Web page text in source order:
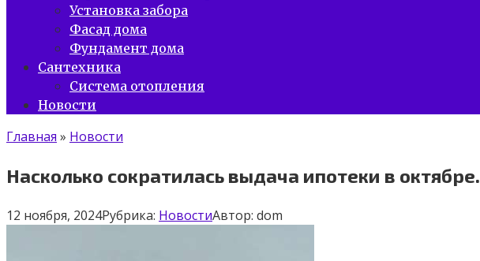
Установка забора
Фасад дома
Фундамент дома
Сантехника
Система отопления
Новости
Главная » Новости
Насколько сократилась выдача ипотеки в октябре.
12 ноября, 2024Рубрика: НовостиАвтор: dom